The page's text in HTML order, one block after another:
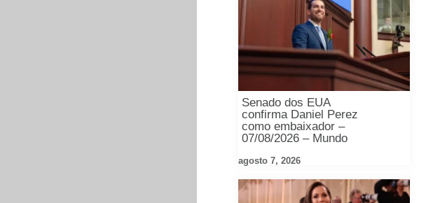
Senado dos EUA
confirma Daniel Perez
como embaixador –
07/08/2026 – Mundo
agosto 7, 2026